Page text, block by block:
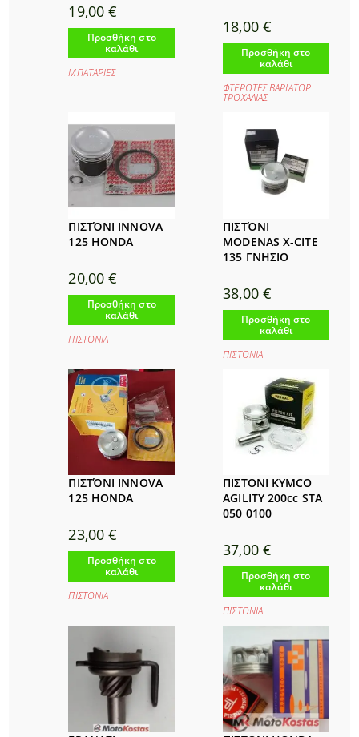
19,00€
Προσθήκη στο
καλάθι
ΜΠΑΤΑΡΙΕΣ
18,00 €
Προσθήκη στο
καλάθι
ΦΤΕΡΩΤΕΣ ΒΑΡΙΑΤΟΡ
ΤΡΟΧΑΛΙΑΣ
ΠΙΣΤΌΝΙ INNOVA
125 HONDA
20,00€
Προσθήκη στο
καλάθι
ΠΙΣΤΟΝΙΑ
ΠΙΣΤΌΝΙ
MODENAS X-CITE
135 ΓΝΗΣΙΟ
38,00 €
Προσθήκη στο
καλάθι
ΠΙΣΤΟΝΙΑ
ΠΙΣΤΌΝΙ INNOVA
125 HONDA
23,00€
Προσθήκη στο
καλάθι
ΠΙΣΤΟΝΙΑ
ΠΙΣΤΟΝΙ KYMCO
AGILITY 200cc STA
050 0100
37,00 €
Προσθήκη στο
καλάθι
ΠΙΣΤΟΝΙΑ